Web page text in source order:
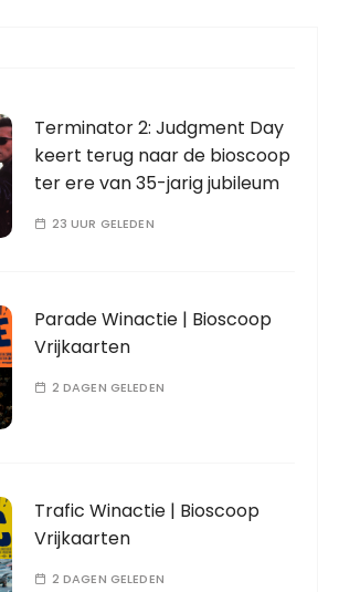
Terminator 2: Judgment Day
keert terug naar de bioscoop
ter ere van 35-jarig jubileum
23 UUR GELEDEN
Parade Winactie | Bioscoop
Vrijkaarten
2 DAGEN GELEDEN
Trafic Winactie | Bioscoop
Vrijkaarten
2 DAGEN GELEDEN